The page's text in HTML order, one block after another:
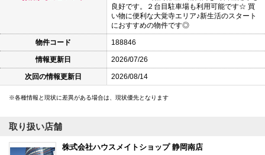
良好です。２台目駐車場も利用可能です☆ 買
い物に便利な大覚寺エリア♪新生活のスタート
におすすめの物件です◎
物件コード 188846
情報更新日 2026/07/26
次回の情報更新日 2026/08/14
各種情報と現状に差異がある場合は、現状優先となります
取り扱い店舗
株式会社ハウスメイトショップ 静岡南店